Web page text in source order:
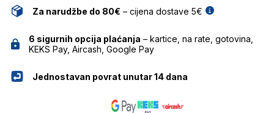
Za narudžbe do 80€ – cijena dostave 5€
6 sigurnih opcija plaćanja – kartice, na rate, gotovina,
KEKS Pay, Aircash, Google Pay
Jednostavan povrat unutar 14 dana